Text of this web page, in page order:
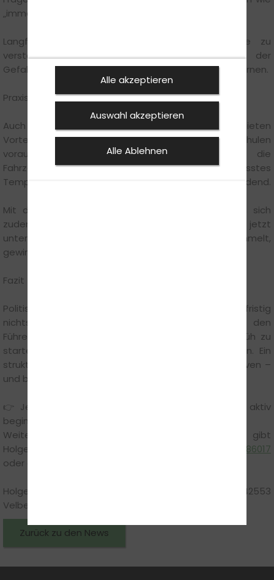
„immer“, „muss“ oder „darf nicht“ zu achten.
Langfristig zahlt es sich aus, Zusammenhänge zu
verstehen – etwa bei Vorfahrtsregeln oder der
Gefahrenlehre – statt Antworten nur auswendig zu lernen.
Praxis-Tipps für die Saison
Auch Fahrstunden im späten Winter/Frühling bieten
Vorteile. Unterschiedliche Witterungsbedingungen schulen
vorausschauendes Fahren und stärken die
Fahrzeugkontrolle. Sanfte Lenkbewegungen, angepasstes
Tempo und eine gute Blickführung sind jetzt entscheidend.
Mit der bevorstehenden Zeitumstellung verändern sich
zudem die Lichtverhältnisse am Morgen. Wer bereits jetzt
unter verschiedenen Bedingungen Erfahrungen sammelt,
gewinnt zusätzliche Sicherheit im Straßenverkehr.
Fazit
Politische Diskussionen über Reformen ändern kurzfristig
nichts an den bestehenden Abläufen. Wer den
Führerschein erwerben möchte, profitiert davon, früh zu
starten und die Ausbildung konsequent anzugehen. Ein
strukturierter Beginn im März schafft klare Perspektiven –
und bringt die eigene Mobilität in greifbare Nähe.
👉 Jetzt anmelden und den Weg zur Fahrerlaubnis aktiv
beginnen.
Weitere Informationen und persönliche Beratung gibt
Holger Hentschke gerne telefonisch unter
+4917634586017
oder direkt vor Ort in der Fahrschule:
Holgers Fahrschule GbR, Elberfelder Straße 47, 42553
Velbert
Zurück zu den News
Alle akzeptieren
Auswahl akzeptieren
Alle Ablehnen